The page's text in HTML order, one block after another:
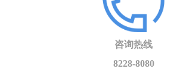
咨询热线
8228-8080